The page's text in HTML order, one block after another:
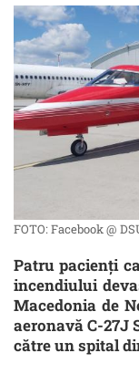
FOTO: Facebook @
Patru pacienți
incendiului
Macedonia de
aeronavă C-27J
către un spital